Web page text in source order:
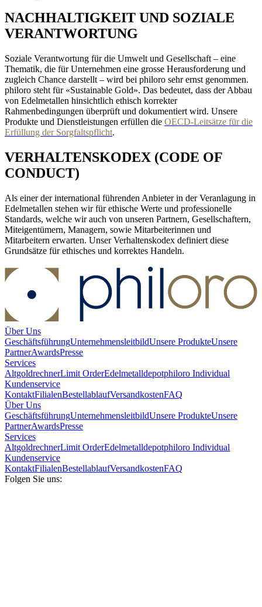
NACHHALTIGKEIT UND SOZIALE
VERANTWORTUNG
Soziale Verantwortung für die Umwelt und Gesellschaft – eine
Thematik, die für Unternehmen eine grosse Herausforderung und
zugleich Chance darstellt – wird bei philoro sehr ernst genommen.
philoro steht für «Sustainable Gold». Das bedeutet, dass der Abbau
von Edelmetallen hinsichtlich ethisch korrekter
Rahmenbedingungen überprüft und dokumentiert wird. Unsere
Produkte und Dienstleistungen erfüllen die OECD-Leitsätze für die
Erfüllung der Sorgfaltspflicht.
VERHALTENSKODEX (CODE OF
CONDUCT)
Als einer der international führenden Anbieter in der Veranlagung in
Edelmetallen stehen wir für ethische Werte und professionelle
Standards, welche wir auch von unseren Partnern, Gesellschaftern,
Miteigentümern, Managern, sowie Mitarbeiterinnen und
Mitarbeitern erwarten. Unser Verhaltenskodex definiert diese
Grundsätze für ethisches und korrektes Handeln.
Über Uns
GeschäftsführungUnternehmensleitbildUnsere ProdukteUnsere
PartnerAwardsPresse
Services
AltgoldrechnerLimit OrderEdelmetalldepotphiloro Individual
Kundenservice
KontaktFilialenBestellablaufVersandkostenFAQ
Über Uns
GeschäftsführungUnternehmensleitbildUnsere ProdukteUnsere
PartnerAwardsPresse
Services
AltgoldrechnerLimit OrderEdelmetalldepotphiloro Individual
Kundenservice
KontaktFilialenBestellablaufVersandkostenFAQ
Folgen Sie uns: